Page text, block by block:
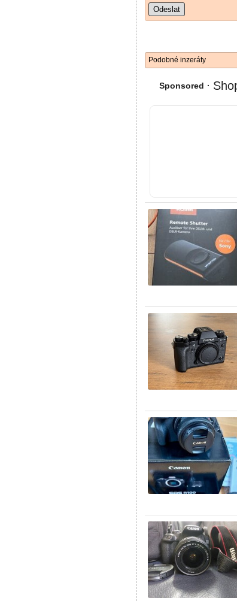
Odeslat
Podobné inzeráty